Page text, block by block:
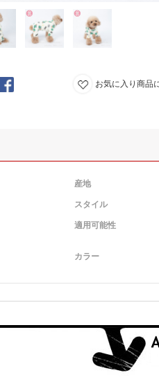
お気に入り商品
産地
スタイル
適用可能性
カラー